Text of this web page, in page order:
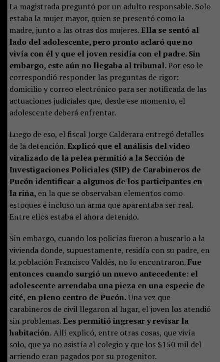
La magistrada preguntó por un adulto responsable. Solo
estaba la mujer mayor, quien se presentó como la
madre, junto a las otras dos mujeres. Ella se sentó al
lado del adolescente, pero pronto aclaró que no
vivía con él y que el joven residía con el padre. Sin
embargo, este aún no llegaba al tribunal.Por eso le
correspondió responder las preguntas de rigor:
domicilio y correo electrónico para ser notificada de las
actuaciones judiciales que, desde ese momento, el
adolescente deberá enfrentar.
Luego de eso, el fiscal Jorge Calderara entregó detalles
de la detención. Explicó que el análisis del video
viralizado de la pelea permitió a la Sección de
Investigaciones Policiales (SIP) de Carabineros de
Pucón identificar a algunos de los participantes en
la riña, en la que se observaban elementos como
estoques e incluso un arma que aparentaba ser real.
Entre ellos estaba el ahora detenido.
Sin embargo, cuando los policías fueron a buscarlo a la
vivienda donde, supuestamente, residía con su padre, en
la población Francisco Valdés, no lo encontraron.Fue
entonces cuando surgió un nuevo antecedente: el
adolescente arrendaba una pieza en una especie de
cité, en pleno centro de Pucón.Una vez que
carabineros de civil llegaron al lugar, el joven los atendió
sin problemas. Les permitió ingresar y revisar la
habitación.Allí explicó, entre otras cosas, que vivía
solo, que ya no asistía al colegio y que los $150 mil del
arriendo eran pagados por su progenitor.